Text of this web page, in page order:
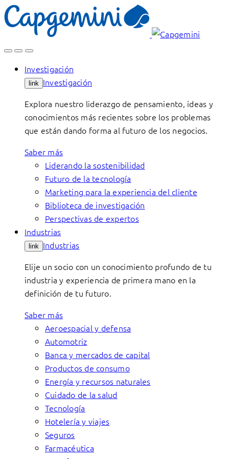
Skip
to
Investigación
link Investigación
Explora nuestro liderazgo de pensamiento, ideas y
conocimientos más recientes sobre los problemas
que están dando forma al futuro de los negocios.
Saber más
Liderando la sostenibilidad
Futuro de la tecnología
Marketing para la experiencia del cliente
Biblioteca de investigación
Perspectivas de expertos
Industrias
link Industrias
Elije un socio con un conocimiento profundo de tu
industria y experiencia de primera mano en la
definición de tu futuro.
Saber más
Aeroespacial y defensa
Automotriz
Banca y mercados de capital
Productos de consumo
Energía y recursos naturales
Cuidado de la salud
Tecnología
Hotelería y viajes
Seguros
Farmacéutica